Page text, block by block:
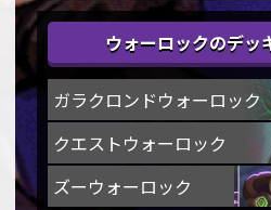
ウォーロックのデッ
ガラクロンドウォーロック
クエストウォーロック
ズーウォーロック